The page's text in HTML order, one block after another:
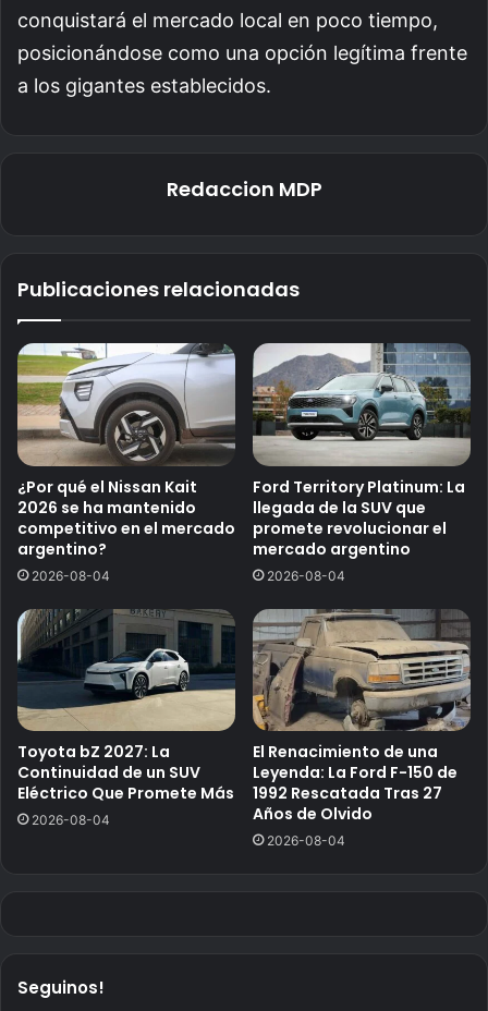
conquistará el mercado local en poco tiempo,
posicionándose como una opción legítima frente
a los gigantes establecidos.
Redaccion MDP
Publicaciones relacionadas
¿Por qué el Nissan Kait
2026 se ha mantenido
competitivo en el mercado
argentino?
2026-08-04
Ford Territory Platinum: La
llegada de la SUV que
promete revolucionar el
mercado argentino
2026-08-04
Toyota bZ 2027: La
Continuidad de un SUV
Eléctrico Que Promete Más
2026-08-04
El Renacimiento de una
Leyenda: La Ford F-150 de
1992 Rescatada Tras 27
Años de Olvido
2026-08-04
Seguinos!